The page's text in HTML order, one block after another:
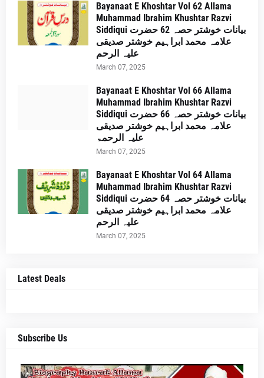
Bayanaat E Khoshtar Vol 62 Allama
Muhammad Ibrahim Khushtar Razvi
Siddiqui بیانات خوشتر حصہ 62 حضرت
علامہ محمد ابراہیم خوشتر صدیقی
علیہ الرحم
March 07, 2025
Bayanaat E Khoshtar Vol 66 Allama
Muhammad Ibrahim Khushtar Razvi
Siddiqui بیانات خوشتر حصہ 66 حضرت
علامہ محمد ابراہیم خوشتر صدیقی
علیہ الرحمۃ
March 07, 2025
Bayanaat E Khoshtar Vol 64 Allama
Muhammad Ibrahim Khushtar Razvi
Siddiqui بیانات خوشتر حصہ 64 حضرت
علامہ محمد ابراہیم خوشتر صدیقی
علیہ الرحم
March 07, 2025
Latest Deals
Subscribe Us